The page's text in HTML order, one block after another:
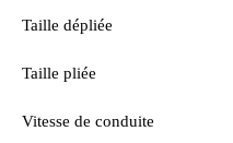
Taille dépliée
Taille pliée
Vitesse de conduite